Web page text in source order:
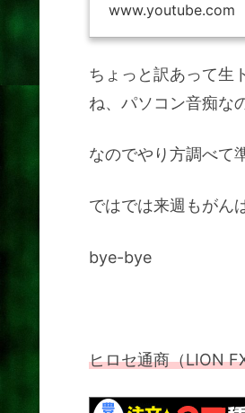
www.youtube.com
ちょっと訳あって生
ね、パソコン音痴な
なのでやり方調べて
ではでは来週もがん
bye-bye
ヒロセ通商（LION